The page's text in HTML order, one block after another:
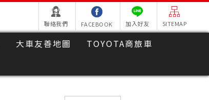
聯絡我們 FACEBOOK 加入好友 SITEMAP
大車友善地圖
TOYOTA商旅車